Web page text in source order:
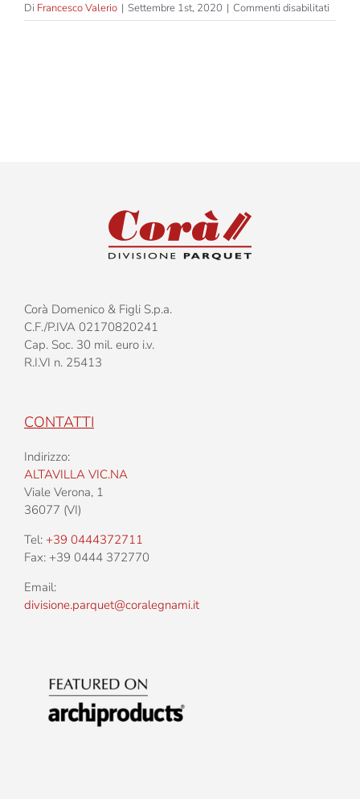
Di Francesco Valerio | Settembre 1st, 2020 | Commenti disabilitati
UV
Corà Domenico & Figli S.p.a.
C.F./P.IVA 02170820241
Cap. Soc. 30 mil. euro i.v.
R.I.VI n. 25413
CONTATTI
Indirizzo:
ALTAVILLA VIC.NA
Viale Verona, 1
36077 (VI)
Tel: +39 0444372711
Fax: +39 0444 372770
Email:
divisione.parquet@coralegnami.it